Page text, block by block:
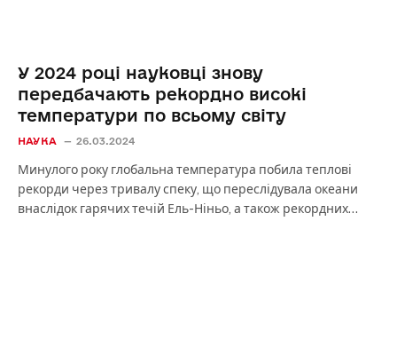
У 2024 році науковці знову
передбачають рекордно високі
температури по всьому світу
НАУКА 26.03.2024
Минулого року глобальна температура побила теплові
рекорди через тривалу спеку, що переслідувала океани
внаслідок гарячих течій Ель-Ніньо, а також рекордних…